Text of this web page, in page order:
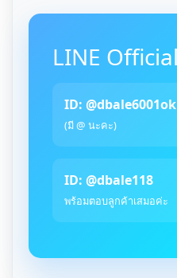
LINE
ID: @dbale6001ok
(มี @ นะคะ)
ID: @dbale118
พร้อมตอบลูกค้าเสมอค่ะ